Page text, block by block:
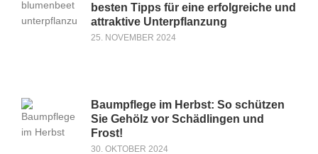
besten Tipps für eine erfolgreiche und
attraktive Unterpflanzung
25. NOVEMBER 2024
Baumpflege im Herbst: So schützen
Sie Gehölz vor Schädlingen und
Frost!
30. OKTOBER 2024